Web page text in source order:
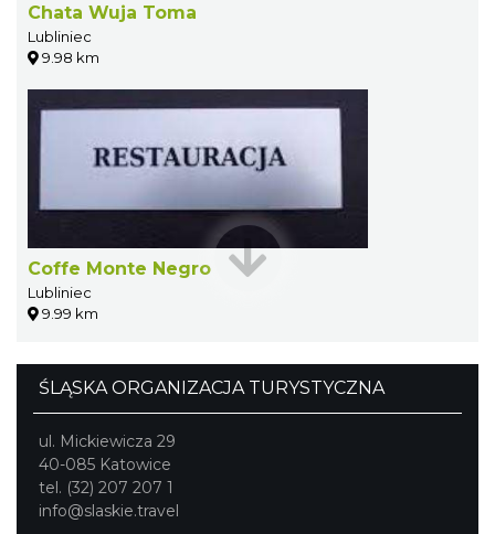
Chata Wuja Toma
Lubliniec
9.98 km
Coffe Monte Negro
Lubliniec
9.99 km
ŚLĄSKA ORGANIZACJA TURYSTYCZNA
ul. Mickiewicza 29
40-085 Katowice
tel. (32) 207 207 1
info@slaskie.travel